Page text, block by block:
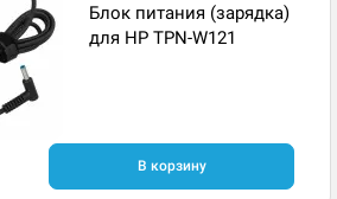
Блок питания (зарядка)
для HP TPN-W121
В корзину